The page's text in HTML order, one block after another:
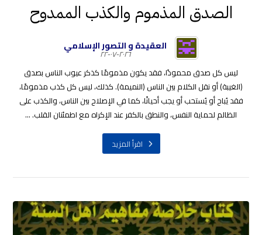
الصدق المذموم والكذب الممدوح
العقيدة و التصور الإسلامي
٢٠٢٦-٠٧-٢٢
ليس كل صدق محمودًا، فقد يكون مذمومًا كذكر عيوب الناس بصدق
(الغيبة) أو نقل الكلام بين الناس (النميمة). كذلك، ليس كل كذب مذمومًا،
فقد يُباح أو يُستحب أو يجب أحيانًا، كما في الإصلاح بين الناس، والكذب على
الظالم لحماية النفس، والنطق بالكفر عند الإكراه مع اطمئنان القلب. ...
اقرأ المزيد